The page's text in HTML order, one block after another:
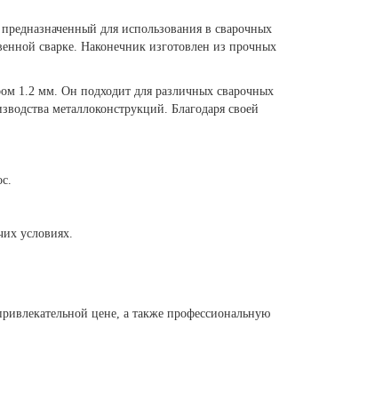
для использования в сварочных
сварке. Наконечник изготовлен из прочных
1.2 мм. Он подходит для различных сварочных
металлоконструкций. Благодаря своей
условиях.
цене, а также профессиональную